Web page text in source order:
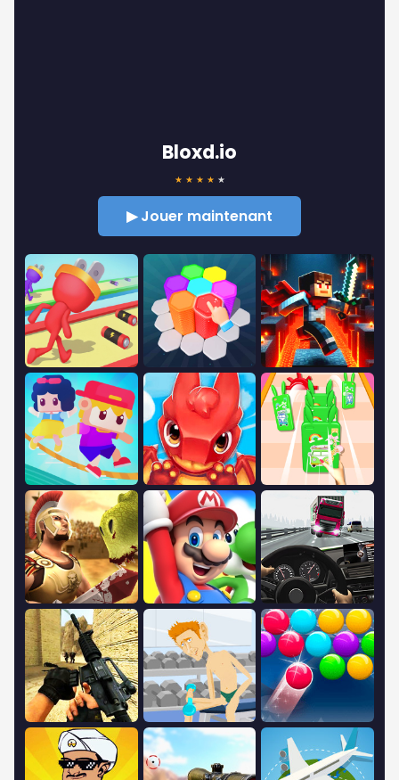
Bloxd.io
★ ★ ★ ★ ★
▶ Jouer maintenant